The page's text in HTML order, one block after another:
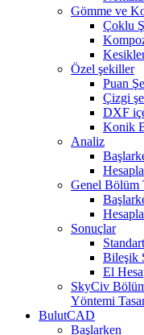
Gömme ve
Çoklu
Özel şekiller
Puan
Çizgi
DXF
Konik
Analiz
Genel Bölüm
Sonuçlar
Bileşik
El
SkyCiv
Yöntemi
BulutCAD
Başlarken